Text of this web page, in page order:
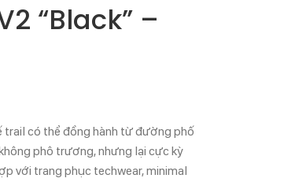
“Black” –
trail có thể đồng hành từ đường phố
phô trương, nhưng lại cực kỳ
với trang phục techwear, minimal